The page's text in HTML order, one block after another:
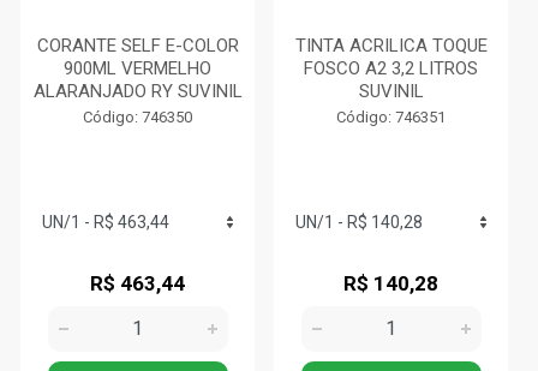
CORANTE SELF E-COLOR
900ML VERMELHO
ALARANJADO RY SUVINIL
Código: 746350
R$ 463,44
TINTA ACRILICA TOQUE
FOSCO A2 3,2 LITROS
SUVINIL
Código: 746351
R$ 140,28